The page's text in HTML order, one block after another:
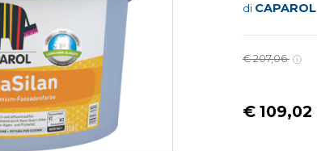
di CAPAROL
€ 207,06
€ 109,02